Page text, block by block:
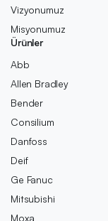
Vizyonumuz
Misyonumuz
Ürünler
Abb
Allen Bradley
Bender
Consilium
Danfoss
Deif
Ge Fanuc
Mitsubishi
Moxa